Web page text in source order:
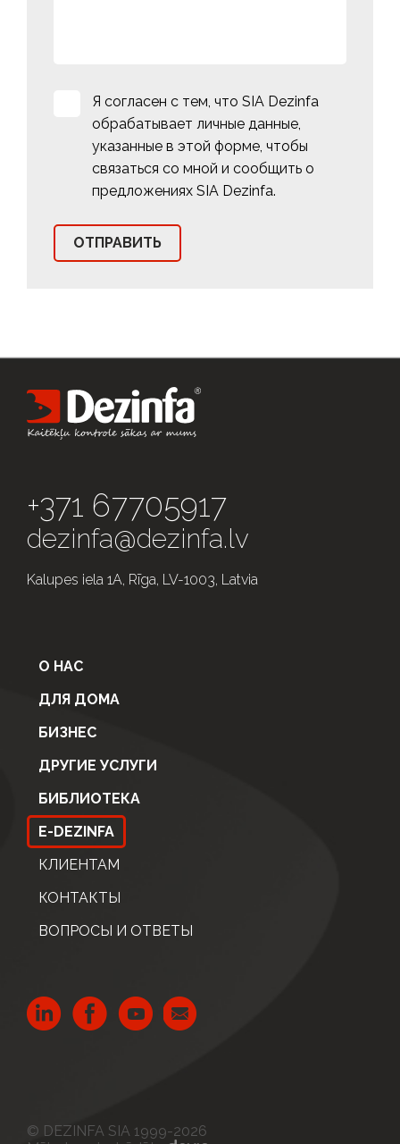
Я согласен с тем, что SIA Dezinfa
обрабатывает личные данные,
указанные в этой форме, чтобы
связаться со мной и сообщить о
предложениях SIA Dezinfa.
+371 67705917
dezinfa@dezinfa.lv
Kalupes iela 1A, Rīga, LV-1003, Latvia
О НАС
ДЛЯ ДОМА
БИЗНЕС
ДРУГИЕ УСЛУГИ
БИБЛИОТЕКА
E-DEZINFA
КЛИЕНТАМ
КОНТАКТЫ
ВОПРОСЫ И ОТВЕТЫ
© DEZINFA SIA 1999-2026